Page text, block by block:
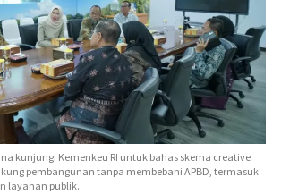
kunjungi Kemenkeu RI untuk bahas skema creative
pembangunan tanpa membebani APBD, termasuk
layanan publik.